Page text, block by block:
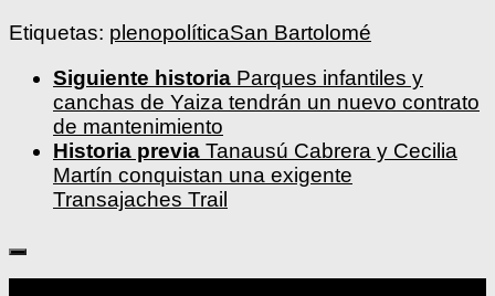
Etiquetas: plenopolíticaSan Bartolomé
Siguiente historia Parques infantiles y
canchas de Yaiza tendrán un nuevo contrato
de mantenimiento
Historia previa Tanausú Cabrera y Cecilia
Martín conquistan una exigente
Transajaches Trail